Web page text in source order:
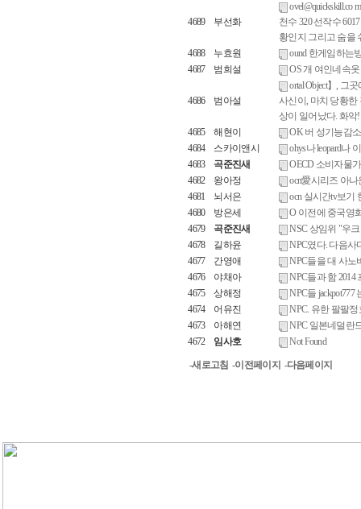
4689 부선화
ovel@quickskill.co
천수 320 선작수
황인지 그리고 숨을
4688
누효원
ound 한게임하
4687
범희설 OS 개 여인네속
4686 범아설
ortal Object】, 그
사신이, 마치 당황
상이 일어났다. 화악
4685
해현이
OK 버 성기능감
4684
스카이앤시
ohys나 leopard나
4683
곡준진새
OECD 소비자물
4682
왕아정
ocn愛시리즈 아
4681
뇌서은
ocn 실시간tv보기
4680
방은세
O 이전에 중국영
4679
곡준진새
NSC 상임위 "우
4678
길하윤
NPC였다. 다음
4677
간영애
NPC들을 대 사노
4676
야채아
NPC들과 함 2014
4675
상해정
NPC들
4674
어유진
NPC. 유한 팔팔
4673
아해연
NPC 일본네덜란
4672
임사호 Not Found
-새로고침 -이전페이지 -다음페이지